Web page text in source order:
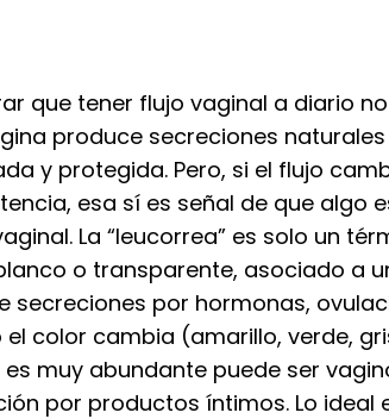
que tener flujo vaginal a diario
produce secreciones
y protegida. Pero, si el flujo
esa sí es señal de que algo
La “leucorrea” es solo un
o transparente, asociado a
secreciones por hormonas,
el color cambia (amarillo, verde,
muy abundante puede ser
por productos íntimos. Lo ideal